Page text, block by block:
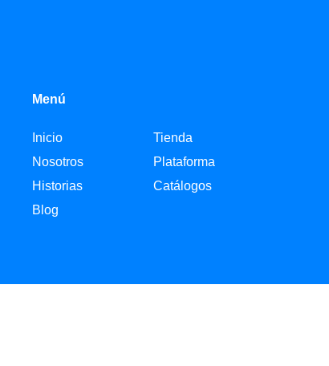
Menú
Inicio
Nosotros
Historias
Blog
Tienda
Plataforma
Catálogos